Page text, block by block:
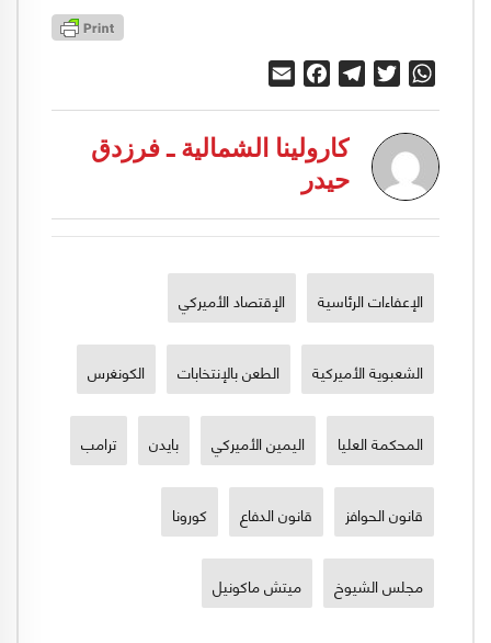
WhatsApp
Twitter
Telegram
Facebook
كارولينا الشمالية ـ فرزدق
حيدر
الإعفاءات الرئاسية الإقتصاد الأميركي
الشعبوية الأميركية الطعن بالإنتخابات الكونغرس
المحكمة العليا اليمين الأميركي بايدن ترامب
قانون الحوافز قانون الدفاع كورونا
مجلس الشيوخ ميتش ماكونيل